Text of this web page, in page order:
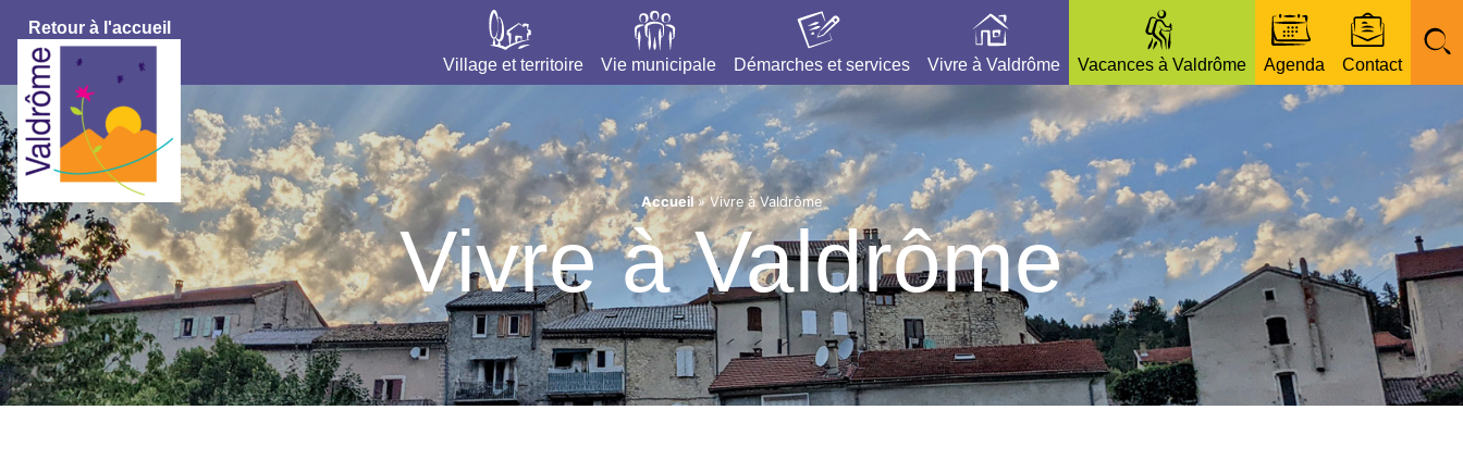
Retour à l'accueil
Village et territoire
Vie municipale Démarches et services Vivre à Valdrôme Vacances à Valdrôme Agenda Contact
Accueil»Vivre à Valdrôme
Vivre à Valdrôme